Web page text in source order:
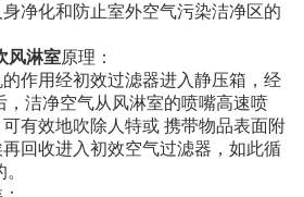
净化和防止室外空气污染洁净区的
风淋室原理：
作用经初效过滤器进入静压箱，经
，洁净空气从风淋室的喷嘴高速喷
有效地吹除人特或 携带物品表面附
回收进入初效空气过滤器，如此循